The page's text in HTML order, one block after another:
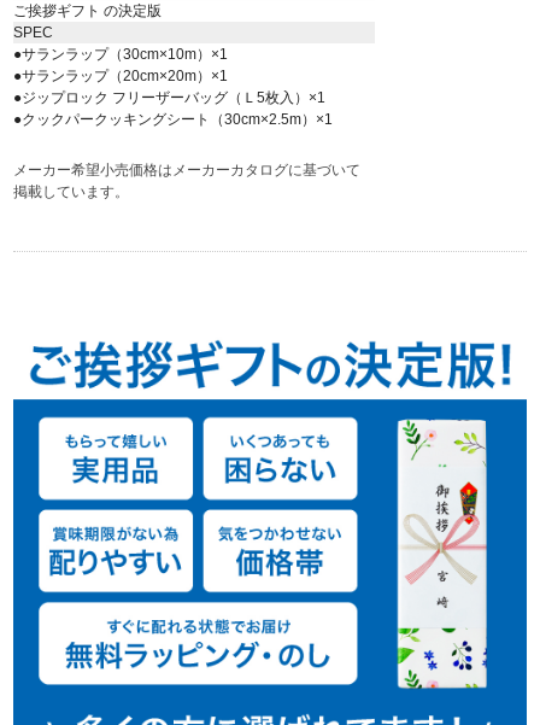
ご挨拶ギフト の決定版
SPEC
●サランラップ（30cm×10m）×1
●サランラップ（20cm×20m）×1
●ジップロック フリーザーバッグ（Ｌ5枚入）×1
●クックパークッキングシート（30cm×2.5m）×1
メーカー希望小売価格はメーカーカタログに基づいて
掲載しています。